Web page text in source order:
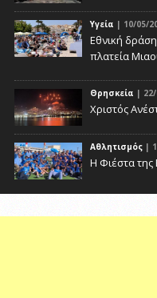
Υγεία | 10/05/
Eθνική
πλατεία
Θρησκεία | 22/
Χριστός
Αθλητισμός |
Η Φιέστα της